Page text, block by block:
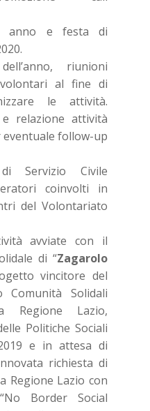
anno e festa di
riunioni
al fine di
le attività.
relazione attività
follow-up
Servizio Civile
coinvolti in
del Volontariato
avviate con il
di “Zagarolo
vincitore del
Comunità Solidali
Regione Lazio,
Politiche Sociali
e in attesa di
richiesta di
Regione Lazio con
Border Social